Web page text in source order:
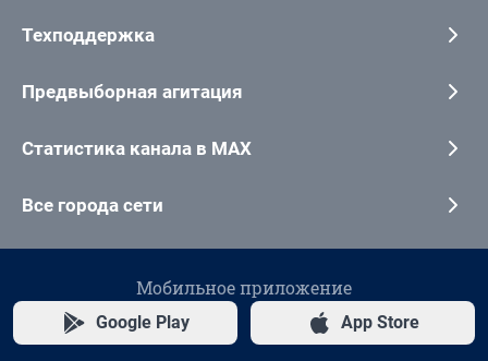
Техподдержка
Предвыборная агитация
Статистика канала в MAX
Все города сети
Мобильное приложение
Google Play App Store